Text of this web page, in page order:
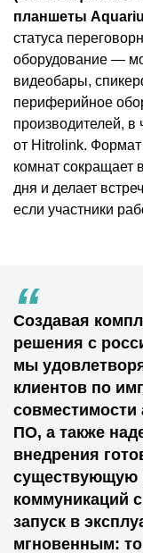
планшеты
статуса
оборудование —
видеобары,
периферийное
производителей, в
от Hitrolink.
комнат сокращает
дня и делает
если участники
“
Создавая
решения с
мы
клиентов по
совместимости
ПО, а также
внедрения
существующую
коммуникаций
запуск в
мгновенным: